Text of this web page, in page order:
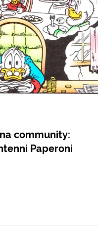
community:
Paperoni